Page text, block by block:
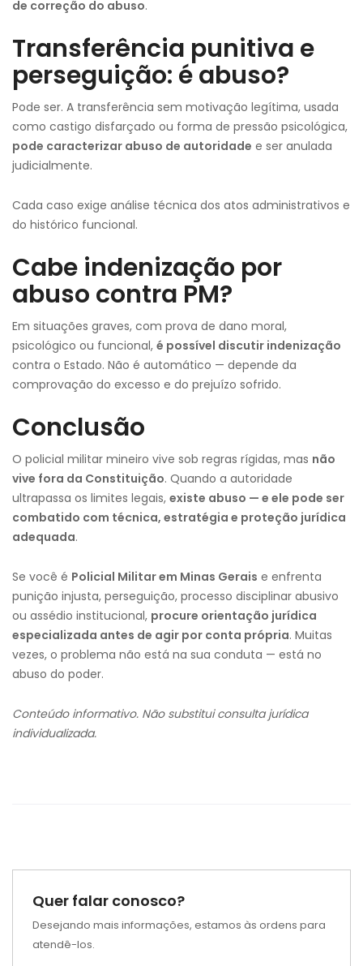
de correção do abuso.
Transferência punitiva e
perseguição: é abuso?
Pode ser. A transferência sem motivação legítima, usada
como castigo disfarçado ou forma de pressão psicológica,
pode caracterizar abuso de autoridade e ser anulada
judicialmente.
Cada caso exige análise técnica dos atos administrativos e
do histórico funcional.
Cabe indenização por
abuso contra PM?
Em situações graves, com prova de dano moral,
psicológico ou funcional, é possível discutir indenização
contra o Estado. Não é automático — depende da
comprovação do excesso e do prejuízo sofrido.
Conclusão
O policial militar mineiro vive sob regras rígidas, mas não
vive fora da Constituição. Quando a autoridade
ultrapassa os limites legais, existe abuso — e ele pode ser
combatido com técnica, estratégia e proteção jurídica
adequada.
Se você é Policial Militar em Minas Gerais e enfrenta
punição injusta, perseguição, processo disciplinar abusivo
ou assédio institucional, procure orientação jurídica
especializada antes de agir por conta própria. Muitas
vezes, o problema não está na sua conduta — está no
abuso do poder.
Conteúdo informativo. Não substitui consulta jurídica
individualizada.
Quer falar conosco?
Desejando mais informações, estamos às ordens para
atendê-los.